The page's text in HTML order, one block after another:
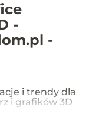
-
-
i trendy dla
i grafików 3D
inspiracje oraz